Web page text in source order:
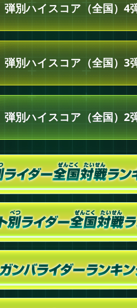
弾別ハイスコア（全国）4
弾別ハイスコア（全国）3
弾別ハイスコア（全国）2